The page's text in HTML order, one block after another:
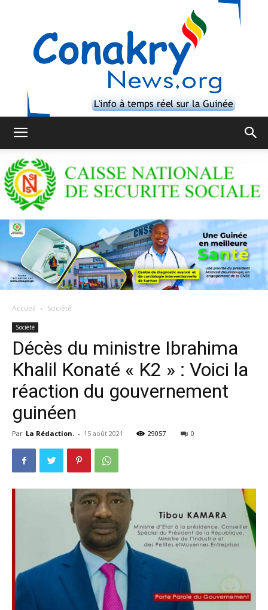
Accueil Société
Société
Décès du ministre Ibrahima
Khalil Konaté « K2 » : Voici la
réaction du gouvernement
guinéen
Par La Rédaction. - 15 août 2021 29057 0